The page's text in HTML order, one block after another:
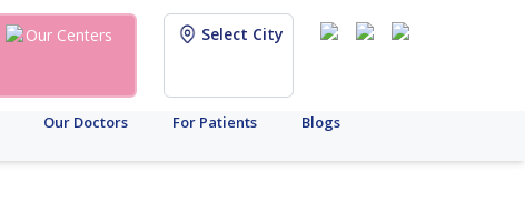
Our Centers Select City
Our Doctors For Patients Blogs